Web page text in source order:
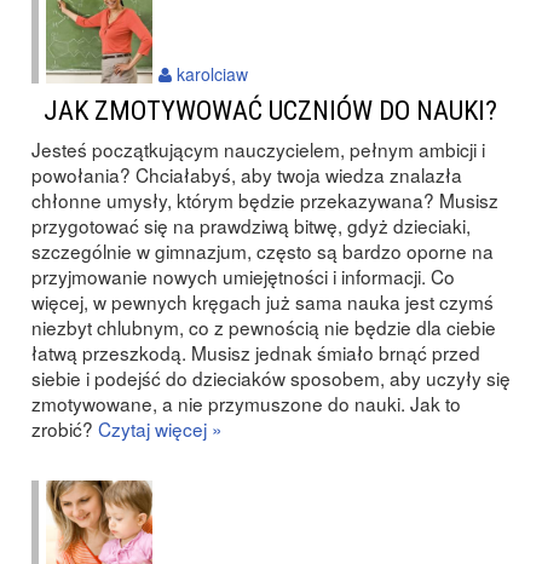
JAK ZMOTYWOWAĆ UCZNIÓW DO NAUKI?
Jesteś początkującym nauczycielem, pełnym ambicji i
powołania? Chciałabyś, aby twoja wiedza znalazła
chłonne umysły, którym będzie przekazywana? Musisz
przygotować się na prawdziwą bitwę, gdyż dzieciaki,
szczególnie w gimnazjum, często są bardzo oporne na
przyjmowanie nowych umiejętności i informacji. Co
więcej, w pewnych kręgach już sama nauka jest czymś
niezbyt chlubnym, co z pewnością nie będzie dla ciebie
łatwą przeszkodą. Musisz jednak śmiało brnąć przed
siebie i podejść do dzieciaków sposobem, aby uczyły się
zmotywowane, a nie przymuszone do nauki. Jak to
zrobić? Czytaj więcej »
karolciaw